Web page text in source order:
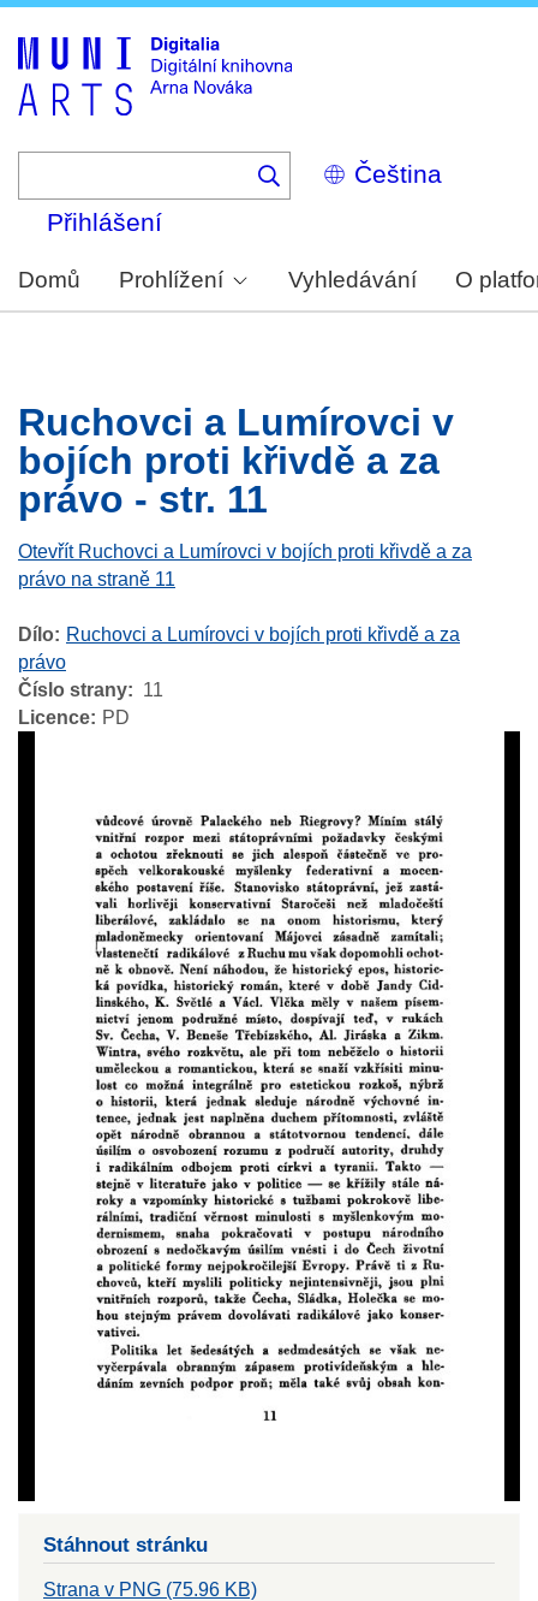
Select
your
Přihlášení
Domů Prohlížení Vyhledávání O
Ruchovci a Lumírovci v
bojích proti křivdě a za
právo - str. 11
Otevřít Ruchovci a Lumírovci v bojích proti křivdě a za
právo na straně 11
Dílo
Ruchovci a Lumírovci v bojích proti křivdě a za
právo
Číslo strany
11
Licence
PD
Stáhnout stránku
Strana v PNG (75.96 KB)